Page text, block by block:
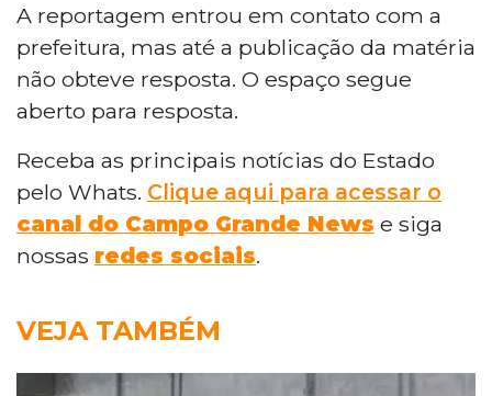
A reportagem entrou em contato com a
prefeitura, mas até a publicação da matéria
não obteve resposta. O espaço segue
aberto para resposta.
Receba as principais notícias do Estado
pelo Whats. Clique aqui para acessar o
canal do Campo Grande News e siga
nossas redes sociais.
VEJA TAMBÉM